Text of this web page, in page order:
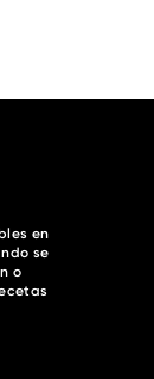
en
se
o